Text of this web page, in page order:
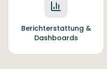
Berichterstattung &
Dashboards